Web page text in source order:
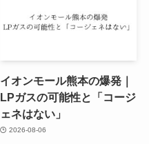
イオンモール熊本の爆発｜
LPガスの可能性と「コージ
ェネはない」
2026-08-06